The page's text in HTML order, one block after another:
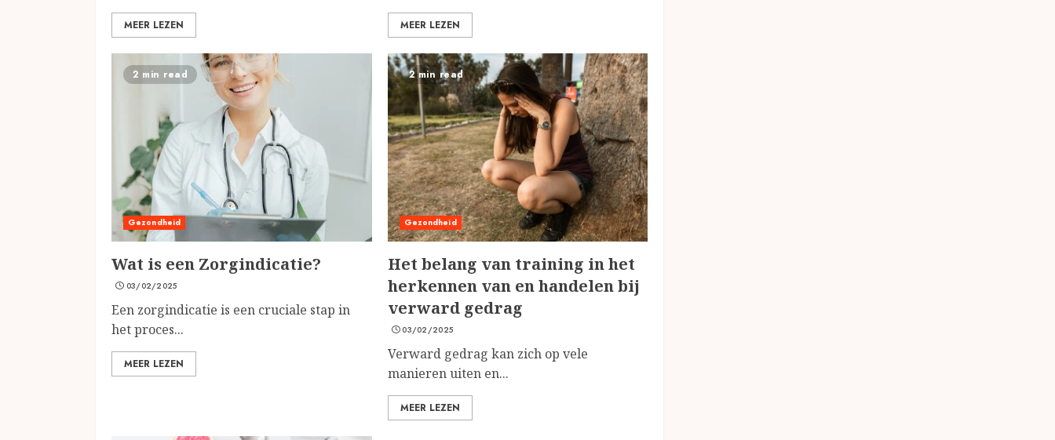
MEER LEZEN MEER LEZEN
2 min read
Gezondheid
Wat is een Zorgindicatie?
03/02/2025
Een zorgindicatie is een cruciale stap in
het proces...
MEER LEZEN
2 min read
Gezondheid
Het belang van training in het
herkennen van en handelen bij
verward gedrag
03/02/2025
Verward gedrag kan zich op vele
manieren uiten en...
MEER LEZEN